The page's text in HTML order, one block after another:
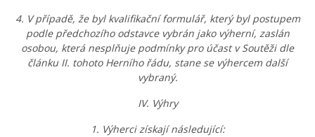
4. V případě, že byl kvalifikační formulář, který byl postupem
podle předchozího odstavce vybrán jako výherní, zaslán
osobou, která nesplňuje podmínky pro účast v Soutěži dle
článku II. tohoto Herního řádu, stane se výhercem další
vybraný.
IV. Výhry
1. Výherci získají následující: